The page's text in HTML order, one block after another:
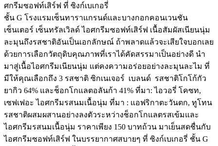
ศกรีมซอฟท์เสิร์ฟ ที่ ซิงก์เบเกอรี่
ชั้น G โรงแรมเซ็นทาราแกรนด์และบางกอกคอนเวนชัน
เซ็นเตอร์ เซ็นทรัลเวิลด์ ไอศกรีมซอฟท์เสิร์ฟ เนื้อสัมผัสเนียนนุ่ม
ละมุนถึงรสชาติอันเป็นเอกลักษณ์ ถ้าพลาดแล้วจะเสียใจบอกเลย
ด้วยการเลือกวัตถุดิบคุณภาพที่เราได้คัดสรรมาเป็นอย่างดี นำ
มาสู่เนื้อไอศกรีมเนียนนุ่ม แต่คงความอร่อยอย่างละมุนละไม ที่
มีให้คุณเลือกถึง 3 รสชาติ ซิกเนเจอร์ เบลนด์ รสชาติโกโก้กัว
ยากิว 64% และช็อกโกแลตอลันก้า 41% ที่มา: ไอวอรี่ โคซท,
เซฟเฟอะ ไอศกรีมรสนมเนื้อนุ่ม ที่มา : แอฟริกาตะวันตก, ทูโทน
รสชาติผสมผสานอย่างลงตัวระหว่างช็อกโกแลตรสเข้มและ
ไอศกรีมรสนมเนื้อนุ่ม ราคาเพียง 150 บาทถ้วน มาเย็นสดชื่นกับ
ไอศกรีมซอฟท์เสิร์ฟ ในบรรยากาศสบายๆ ที่ ซิงก์เบเกอรี่ ชั้น G